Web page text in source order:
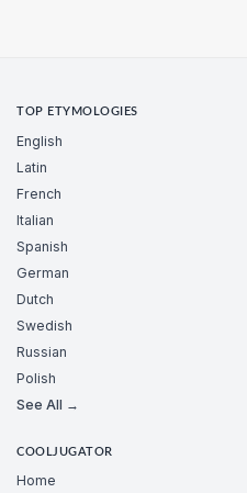
TOP ETYMOLOGIES
English
Latin
French
Italian
Spanish
German
Dutch
Swedish
Russian
Polish
See All →
COOLJUGATOR
Home